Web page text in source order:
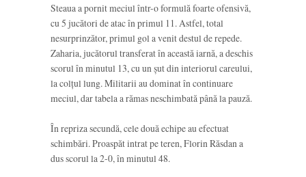
Steaua a pornit meciul într-o formulă foarte ofensivă,
cu 5 jucători de atac în primul 11. Astfel, total
nesurprinzător, primul gol a venit destul de repede.
Zaharia, jucătorul transferat în această iarnă, a deschis
scorul în minutul 13, cu un șut din interiorul careului,
la colțul lung. Militarii au dominat în continuare
meciul, dar tabela a rămas neschimbată până la pauză.
În repriza secundă, cele două echipe au efectuat
schimbări. Proaspăt intrat pe teren, Florin Răsdan a
dus scorul la 2-0, în minutul 48.